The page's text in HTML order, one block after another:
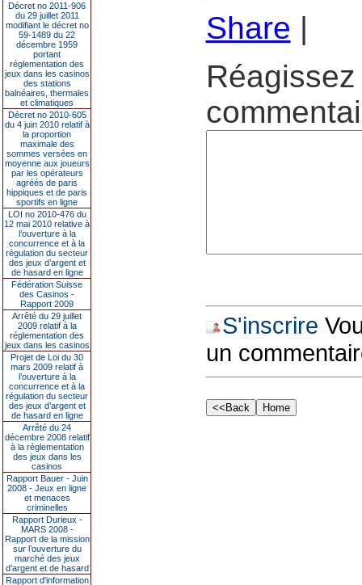
Décret no 2011-906
du 29 juillet 2011
modifiant le décret no
59-1489 du 22
décembre 1959
portant
réglementation des
jeux dans les casinos
des stations
balnéaires, thermales
et climatiques
Décret no 2010-605
du 4 juin 2010 relatif à
la proportion
maximale des
sommes versées en
moyenne aux joueurs
par les opérateurs
agréés de paris
hippiques et de paris
sportifs en ligne
LOI no 2010-476 du
12 mai 2010 relative à
l’ouverture à la
concurrence et à la
régulation du secteur
des jeux d’argent et
de hasard en ligne
Fédération Suisse
des Casinos -
Rapport 2009
Arrêté du 29 juillet
2009 relatif à la
réglementation des
jeux dans les casinos
Projet de Loi du 30
mars 2009 relatif à
l’ouverture à la
concurrence et à la
régulation du secteur
des jeux d’argent et
de hasard en ligne
Arrêté du 24
décembre 2008 relatif
à la réglementation
des jeux dans les
casinos
Rapport Bauer - Juin
2008 - Jeux en ligne
et menaces
criminelles
Rapport Durieux -
MARS 2008 -
Rapport de la mission
sur l’ouverture du
marché des jeux
d’argent et de hasard
Rapport d'information
Share |
S'inscrire
un